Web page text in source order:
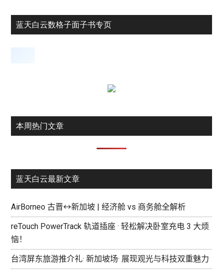
蓝天白云数格子面子书专页
本周热门文章
蓝天白云最新文章
AirBorneo 古晋↔新加坡 | 经济舱 vs 商务舱全解析
reTouch PowerTrack 轨道插座 · 轻松解决卧室充电 3 大烦
恼！
台湾屏东旅游推介礼· 新加坡场· 展现观光与科技双重魅力